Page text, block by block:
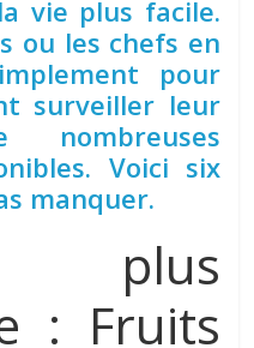
vie plus facile.
ou les chefs en
pour
surveiller leur
nombreuses
Voici six
manquer.
: Fruits